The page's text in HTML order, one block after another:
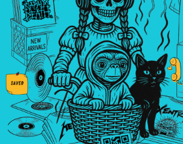
בניין פנורמה, בן צבי 84, ת"א קומה 5, סטודיו
547